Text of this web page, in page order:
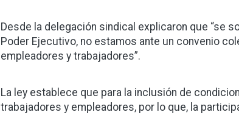
Desde la delegación sindical explicaron que “se
Poder Ejecutivo, no estamos ante un convenio
empleadores y trabajadores”.
La ley establece que para la inclusión de
trabajadores y empleadores, por lo que, la